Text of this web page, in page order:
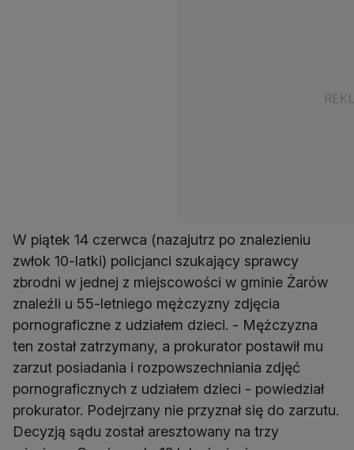
W piątek 14 czerwca (nazajutrz po znalezieniu
zwłok 10-latki) policjanci szukający sprawcy
zbrodni w jednej z miejscowości w gminie Żarów
znaleźli u 55-letniego mężczyzny zdjęcia
pornograficzne z udziałem dzieci. - Mężczyzna
ten został zatrzymany, a prokurator postawił mu
zarzut posiadania i rozpowszechniania zdjęć
pornograficznych z udziałem dzieci - powiedział
prokurator. Podejrzany nie przyznał się do zarzutu.
Decyzją sądu został aresztowany na trzy